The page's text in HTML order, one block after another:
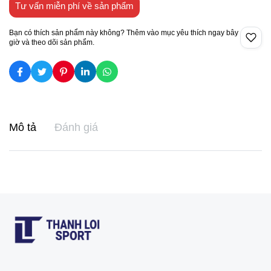
Tư vấn miễn phí về sản phẩm
Bạn có thích sản phẩm này không? Thêm vào mục yêu thích ngay bây
giờ và theo dõi sản phẩm.
Mô tả Đánh giá